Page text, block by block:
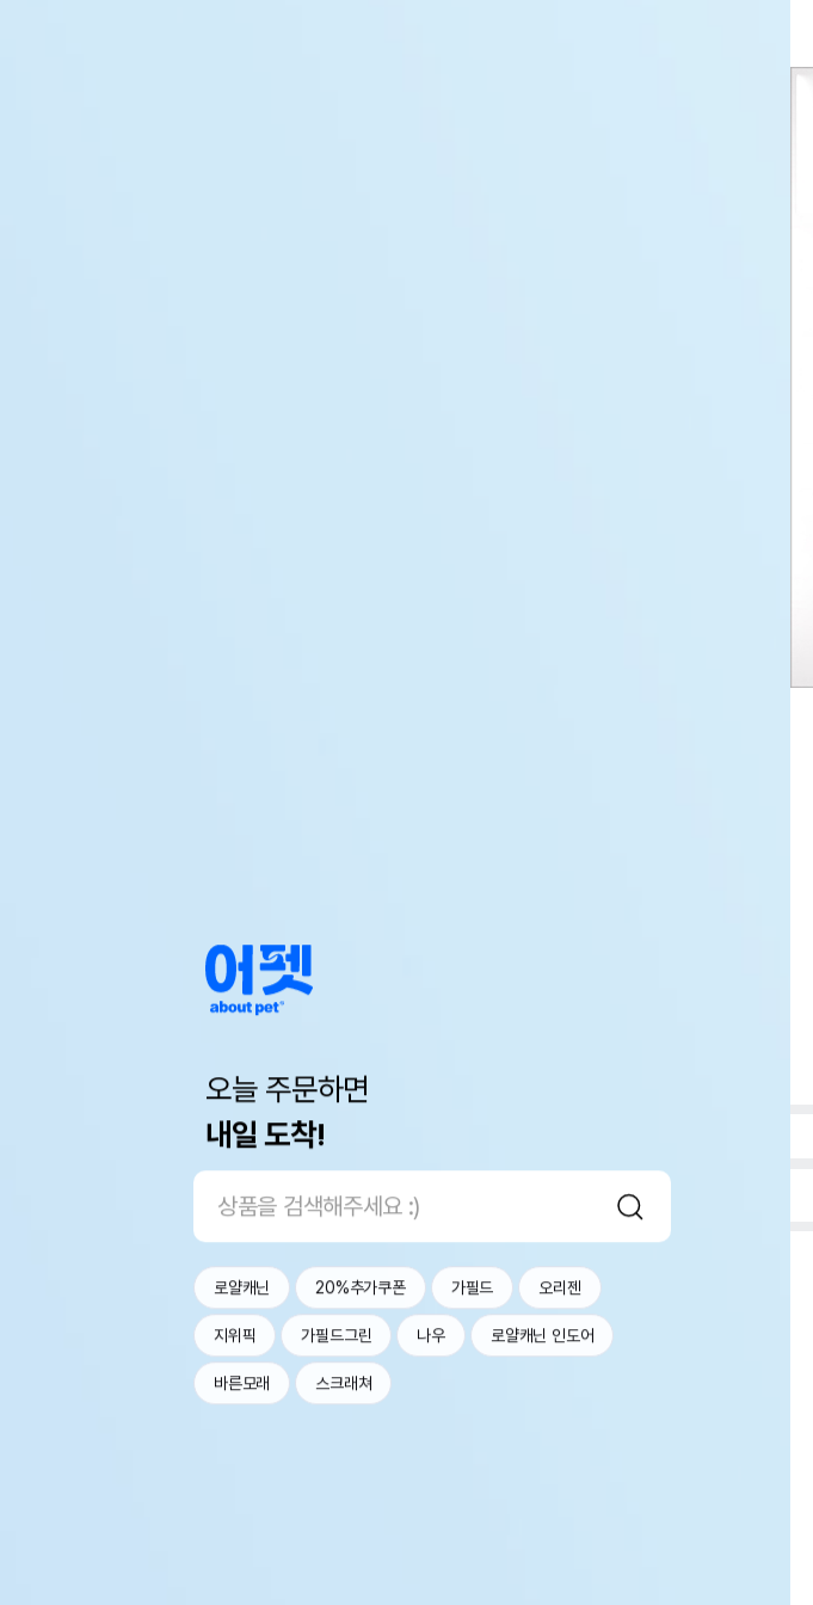
오늘 주문하면
내일 도착!
로얄캐닌 20%추가쿠폰 가필드 오리젠
지위픽 가필드그린 나우 로얄캐닌 인도어
바른모래 스크래쳐